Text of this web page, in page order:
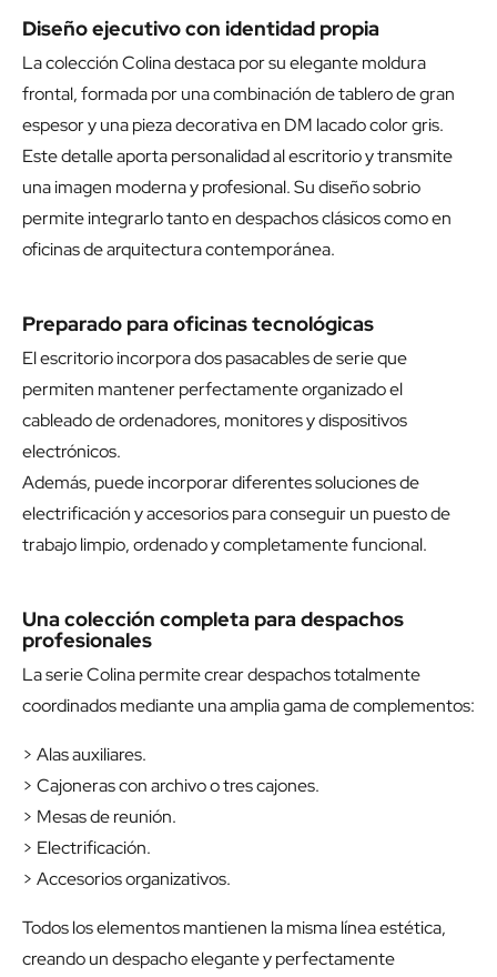
Diseño ejecutivo con identidad propia
La colección Colina destaca por su elegante moldura
frontal, formada por una combinación de tablero de gran
espesor y una pieza decorativa en DM lacado color gris.
Este detalle aporta personalidad al escritorio y transmite
una imagen moderna y profesional. Su diseño sobrio
permite integrarlo tanto en despachos clásicos como en
oficinas de arquitectura contemporánea.
Preparado para oficinas tecnológicas
El escritorio incorpora dos pasacables de serie que
permiten mantener perfectamente organizado el
cableado de ordenadores, monitores y dispositivos
electrónicos.
Además, puede incorporar diferentes soluciones de
electrificación y accesorios para conseguir un puesto de
trabajo limpio, ordenado y completamente funcional.
Una colección completa para despachos
profesionales
La serie Colina permite crear despachos totalmente
coordinados mediante una amplia gama de complementos:
> Alas auxiliares.
> Cajoneras con archivo o tres cajones.
> Mesas de reunión.
> Electrificación.
> Accesorios organizativos.
Todos los elementos mantienen la misma línea estética,
creando un despacho elegante y perfectamente